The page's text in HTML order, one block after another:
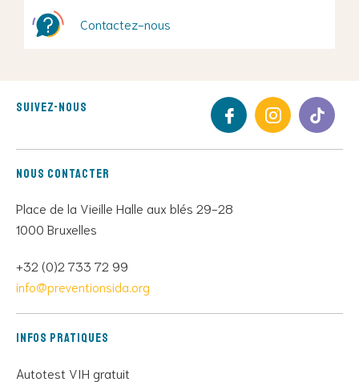
Contactez-nous
Suivez-nous
Nous contacter
Place de la Vieille Halle aux blés 29-28
1000 Bruxelles
+32 (0)2 733 72 99
info@preventionsida.org
Infos pratiques
Autotest VIH gratuit